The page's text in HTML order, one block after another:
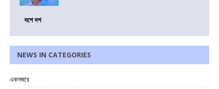
দশে দশ
NEWS IN CATEGORIES
একনজরে